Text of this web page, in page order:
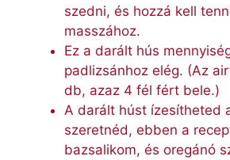
szedni, és hozzá kell
masszához.
Ez a darált hús
padlizsánhoz elég. (Az
db, azaz 4 fél fért bele.)
A darált húst ízesítheted
szeretnéd, ebben a
bazsalikom, és oregánó